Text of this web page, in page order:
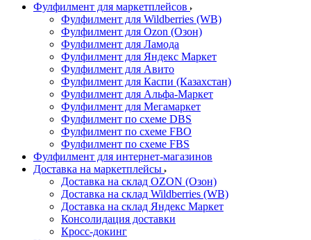
Фулфилмент для маркетплейсов
Фулфилмент для Wildberries (WB)
Фулфилмент для Ozon (Озон)
Фулфилмент для Ламода
Фулфилмент для Яндекс Маркет
Фулфилмент для Авито
Фулфилмент для Каспи (Казахстан)
Фулфилмент для Альфа-Маркет
Фулфилмент для Мегамаркет
Фулфилмент по схеме DBS
Фулфилмент по схеме FBO
Фулфилмент по схеме FBS
Фулфилмент для интернет-магазинов
Доставка на маркетплейсы
Доставка на склад OZON (Озон)
Доставка на склад Wildberries (WB)
Доставка на склад Яндекс Маркет
Консолидация доставки
Кросс-докинг